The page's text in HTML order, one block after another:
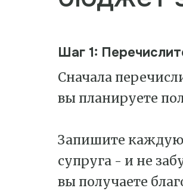
Шаг 1:
Сначала
вы планируете
Запишите каждую
супруга - и не
вы получаете